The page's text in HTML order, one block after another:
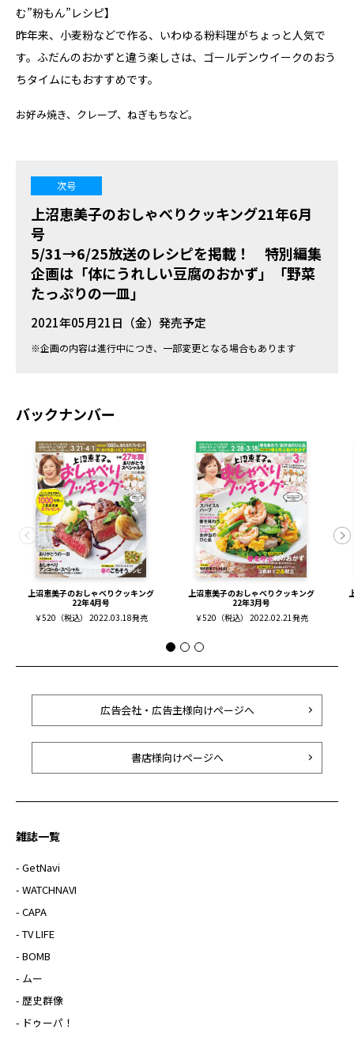
む”粉もん”レシピ】
昨年来、小麦粉などで作る、いわゆる粉料理がちょっと人気で
す。ふだんのおかずと違う楽しさは、ゴールデンウイークのおう
ちタイムにもおすすめです。
お好み焼き、クレープ、ねぎもちなど。
次号
上沼恵美子のおしゃべりクッキング21年6月
号
5/31→6/25放送のレシピを掲載！ 特別編集
企画は「体にうれしい豆腐のおかず」「野菜
たっぷりの一皿」
2021年05月21日（金）発売予定
※企画の内容は進行中につき、一部変更となる場合もあります
バックナンバー
上沼恵美子のおしゃべりクッキング
22年4月号
￥520（税込） 2022.03.18発売
上沼恵美子のおしゃべりクッキング
22年3月号
￥520（税込） 2022.02.21発売
広告会社・広告主様向けページへ
書店様向けページへ
雑誌一覧
- GetNavi
- WATCHNAVI
- CAPA
- TV LIFE
- BOMB
- ムー
- 歴史群像
- ドゥーパ！